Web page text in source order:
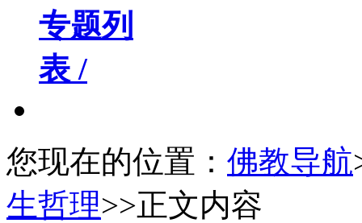
专题列
表 /
您现在的位置： 佛教导航
生哲理>>正文内容